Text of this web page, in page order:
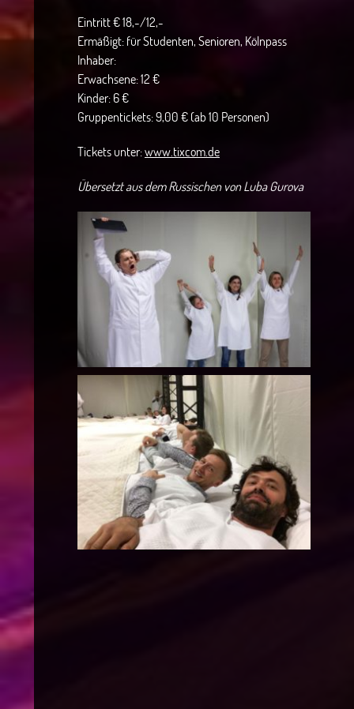
Eintritt € 18,-/12,-
Ermäßigt: für Studenten, Senioren, Kölnpass
Inhaber:
Erwachsene: 12 €
Kinder: 6 €
Gruppentickets: 9,00 € (ab 10 Personen)
Tickets unter:www.tixcom.de
Übersetzt aus dem Russischen von Luba Gurova